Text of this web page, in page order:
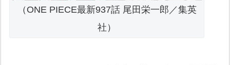
（ONE PIECE最新937話 尾田栄一郎／集英
社）